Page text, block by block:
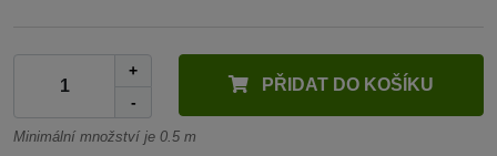
+
-
PŘIDAT DO KOŠÍKU
Minimální množství je 0.5 m